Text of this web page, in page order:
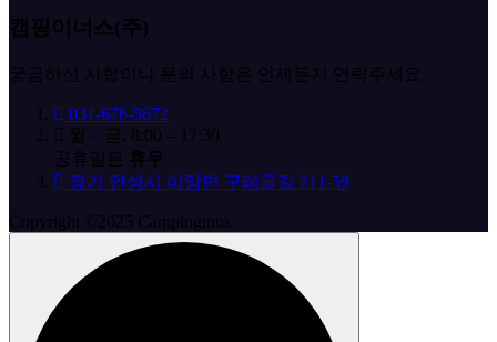
캠핑이너스(주)
궁금하신 사항이나 문의 사항은 언제든지 연락주세요.
031-676-5672
월 – 금, 8:00 – 17:30
공휴일은 휴무
경기 안성시 미양면 구례골길 211-59
Copyright ©2025 Campinginus